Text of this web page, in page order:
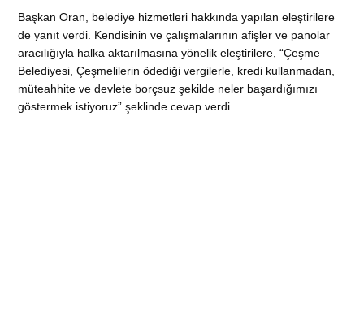
Başkan Oran, belediye hizmetleri hakkında yapılan eleştirilere
de yanıt verdi. Kendisinin ve çalışmalarının afişler ve panolar
aracılığıyla halka aktarılmasına yönelik eleştirilere, “Çeşme
Belediyesi, Çeşmelilerin ödediği vergilerle, kredi kullanmadan,
müteahhite ve devlete borçsuz şekilde neler başardığımızı
göstermek istiyoruz” şeklinde cevap verdi.